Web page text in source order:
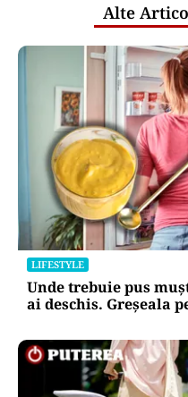
Alte
LIFESTYLE
Unde trebuie pus
ai deschis. Greșeala